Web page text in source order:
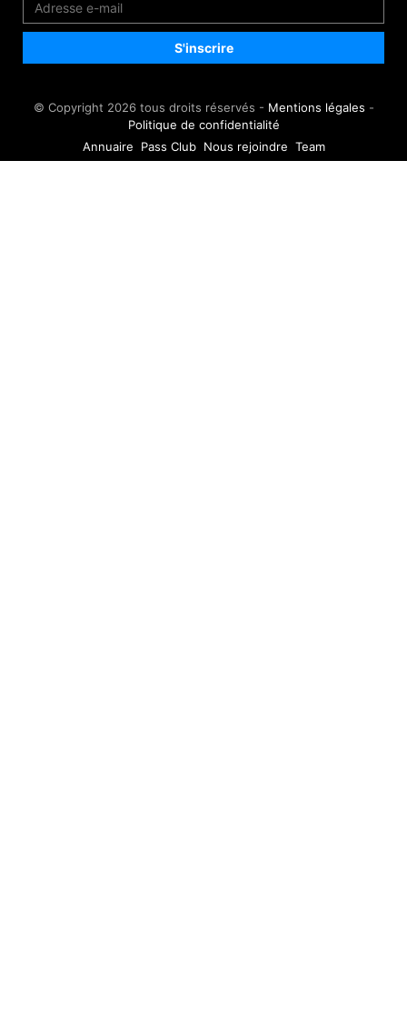
© Copyright 2026 tous droits réservés - Mentions légales -
Politique de confidentialité
Annuaire
Pass Club Nous rejoindre Team